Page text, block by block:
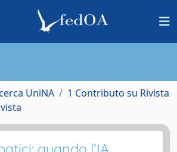
UniNA
1 Contributo su Rivista